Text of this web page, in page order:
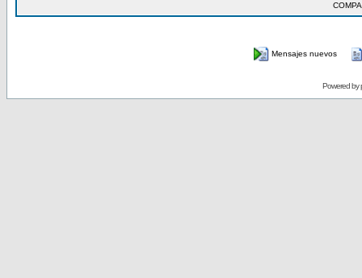
Mensajes nuevos
Powered by